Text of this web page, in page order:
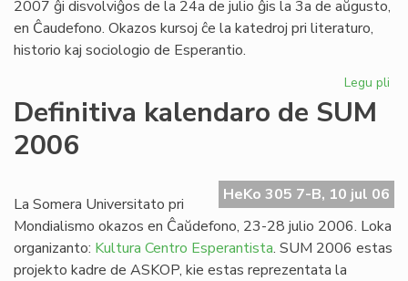
2007 ĝi disvolviĝos de la 24a de julio ĝis la 3a de aŭgusto,
en Ĉaudefono. Okazos kursoj ĉe la katedroj pri literaturo,
historio kaj sociologio de Esperantio.
Legu pli
Definitiva kalendaro de SUM
2006
HeKo 305 7-B, 10 jul 06
La Somera Universitato pri
Mondialismo okazos en Ĉaŭdefono, 23-28 julio 2006. Loka
organizanto: Kultura Centro Esperantista. SUM 2006 estas
projekto kadre de ASKOP, kie estas reprezentata la